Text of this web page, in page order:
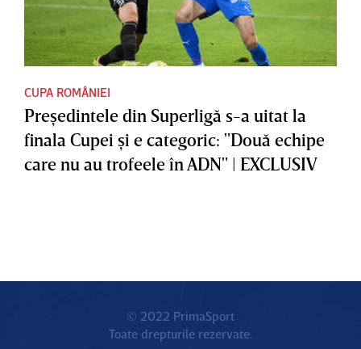
CUPA ROMÂNIEI
Preşedintele din Superligă s-a uitat la
finala Cupei şi e categoric: "Două echipe
care nu au trofeele în ADN" | EXCLUSIV
© 2022 PrimaSport
Toate drepturile rezervate.